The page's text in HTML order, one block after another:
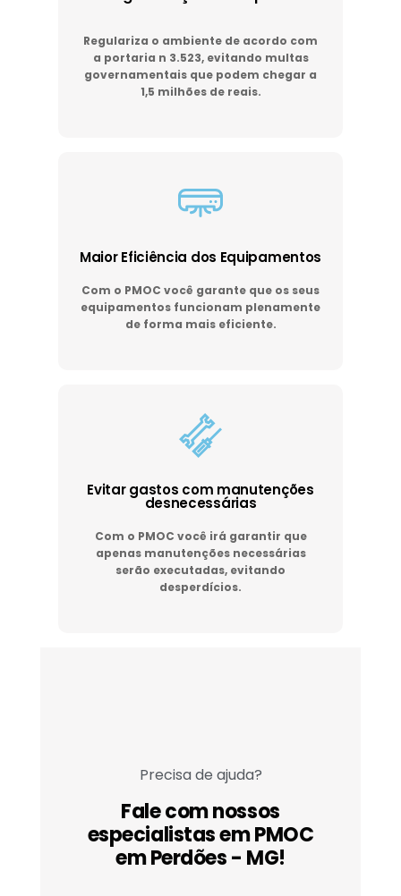
Regulariza o ambiente de acordo com
a portaria n 3.523, evitando multas
governamentais que podem chegar a
1,5 milhões de reais.
Maior Eficiência dos Equipamentos
Com o PMOC você garante que os seus
equipamentos funcionam plenamente
de forma mais eficiente.
Evitar gastos com manutenções
desnecessárias
Com o PMOC você irá garantir que
apenas manutenções necessárias
serão executadas, evitando
desperdícios.
Precisa de ajuda?
Fale com nossos
especialistas em PMOC
em Perdões - MG!